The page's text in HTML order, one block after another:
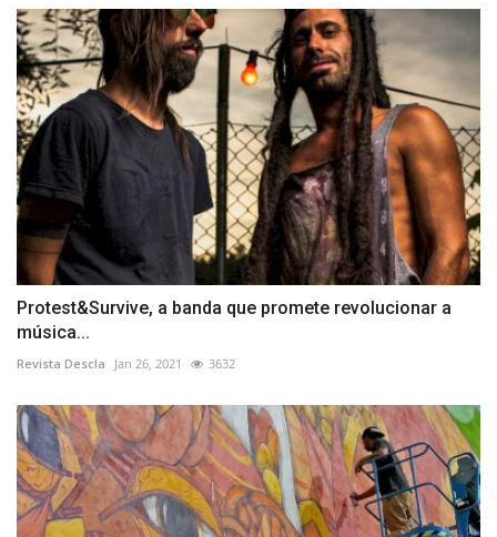
Protest&Survive, a banda que promete revolucionar a
música...
Revista Descla Jan 26, 2021 3632